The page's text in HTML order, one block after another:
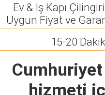
Ev & İş Kapı
Uygun Fiyat ve
15-20
hizmeti